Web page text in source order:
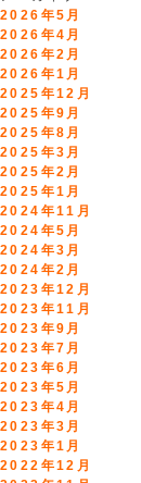
2026年5月
2026年4月
2026年2月
2026年1月
2025年12月
2025年9月
2025年8月
2025年3月
2025年2月
2025年1月
2024年11月
2024年5月
2024年3月
2024年2月
2023年12月
2023年11月
2023年9月
2023年7月
2023年6月
2023年5月
2023年4月
2023年3月
2023年1月
2022年12月